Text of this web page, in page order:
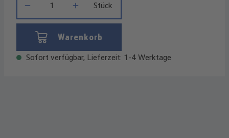
Stück
Warenkorb
Sofort verfügbar, Lieferzeit: 1-4 Werktage